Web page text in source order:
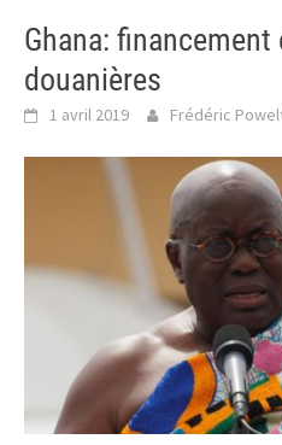
Ghana:
douanières
1 avril 2019 Frédéric